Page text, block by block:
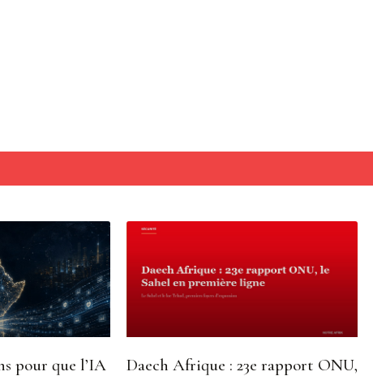
pour que l’IA
Daech Afrique : 23e rapport ONU,